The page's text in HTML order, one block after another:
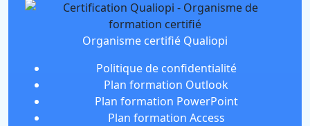
Organisme certifié Qualiopi
Politique de confidentialité
Plan formation Outlook
Plan formation PowerPoint
Plan formation Access